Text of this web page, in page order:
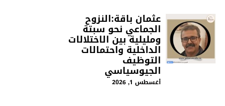
عثمان باقة:النزوح
الجماعي نحو سبتة
ومليلية بين الاختلالات
الداخلية واحتمالات
التوظيف
الجيوسياسي
أغسطس 1, 2026